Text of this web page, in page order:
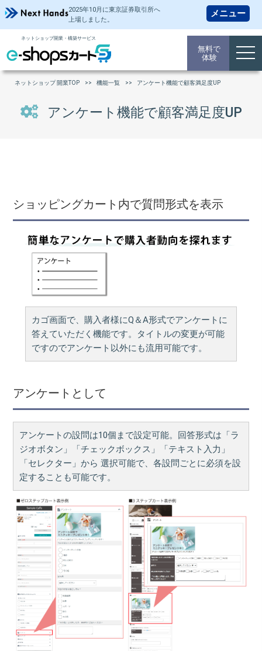
2025年10月に東京証券取引所へ
上場しました。
ネットショップ開業・構築サービス
無料で
体験
ネットショップ 開業TOP 機能一覧 アンケート機能で顧客満足度UP
アンケート機能で顧客満足度UP
ショッピングカート内で質問形式を表示
カゴ画面で、購入者様にQ＆A形式でアンケートに
答えていただく機能です。タイトルの変更が可能
ですのでアンケート以外にも流用可能です。
アンケートとして
アンケートの設問は10個まで設定可能。回答形式は「ラ
ジオボタン」「チェックボックス」「テキスト入力」
「セレクター」から 選択可能で、各設問ごとに必須を設
定することも可能です。